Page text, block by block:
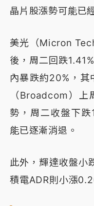
晶片股漲勢可能已
美光（Micron
後，周二回跌
內暴跌約20%，其
（Broadcom）
勢，周二收盤下跌
能已逐漸消退。
此外，輝達收盤小
積電ADR則小漲